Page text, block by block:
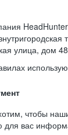
улица, дом
чтобы
для вас